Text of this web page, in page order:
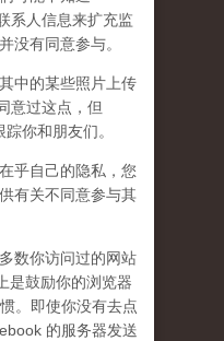
系人信息来扩充监
没有同意参与。
中的某些照片上传
意过这点，但
你和朋友们。
乎自己的隐私，您
有关不同意参与其
数你访问过的网站
是鼓励你的浏览器
。即使你没有去点
的服务器发送